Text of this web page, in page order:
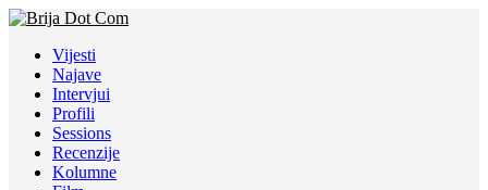
Vijesti
Najave
Intervjui
Profili
Sessions
Recenzije
Kolumne